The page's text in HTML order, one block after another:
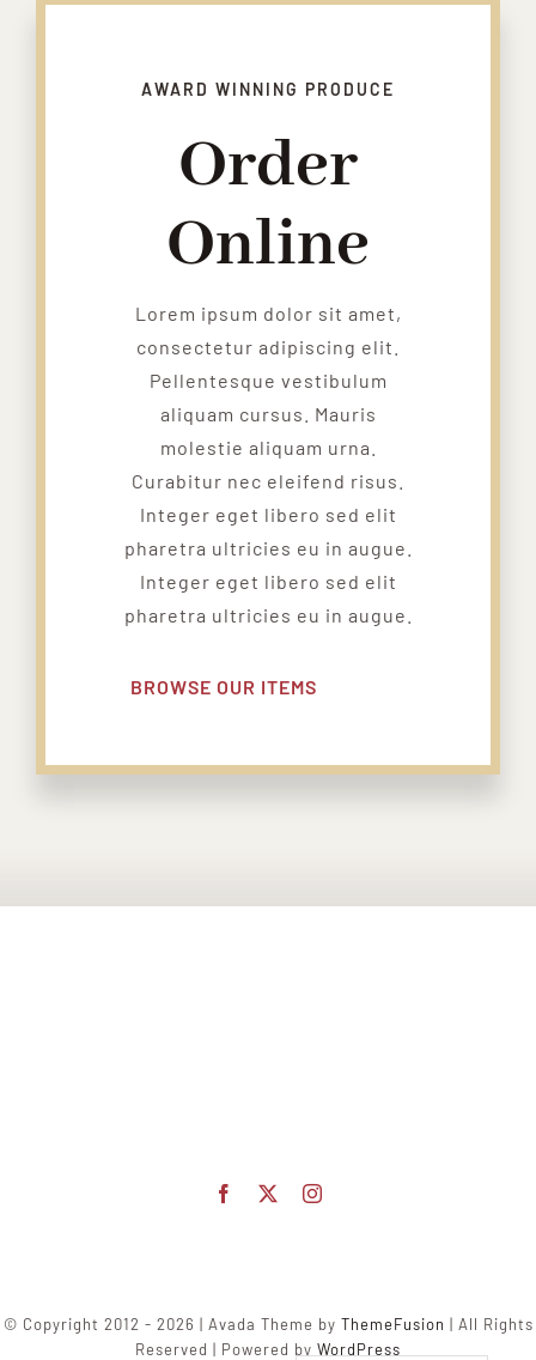
AWARD WINNING PRODUCE
Order
Online
Lorem ipsum dolor sit amet,
consectetur adipiscing elit.
Pellentesque vestibulum
aliquam cursus. Mauris
molestie aliquam urna.
Curabitur nec eleifend risus.
Integer eget libero sed elit
pharetra ultricies eu in augue.
Integer eget libero sed elit
pharetra ultricies eu in augue.
BROWSE OUR ITEMS
© Copyright 2012 - 2026 | Avada Theme by ThemeFusion | All Rights
Reserved | Powered by WordPress